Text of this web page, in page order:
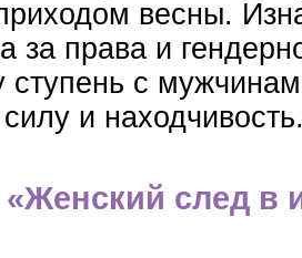
весны.
за права и
ступень с
и
след в